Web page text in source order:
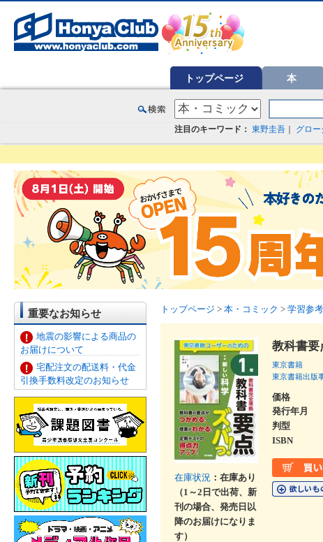
トップページ 本
注目のキーワード： 東野圭吾 グロー
重要なお知らせ
地震の影響による商品の
お届けについて
宅配注文の配送料・代金
引換手数料改定のお知らせ
トップページ > 本・コミック > 学習参
在庫状況 ：在庫あり
（1～2日で出荷、新
刊の場合、発売日以
降のお届けになりま
す）
教科書要
東京書籍
東京書籍出版
価格
発行年月
判型
ISBN